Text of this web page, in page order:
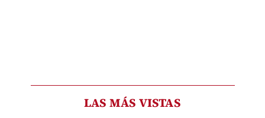
LAS MÁS VISTAS